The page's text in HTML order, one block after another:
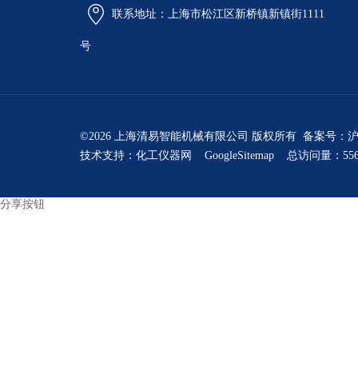
联系地址：上海市松江区新桥镇新镇街1111
号
©2026 上海清易智能机械有限公司 版权所有 备案号：
技术支持： 化工仪器网 GoogleSitemap 总访问量：
分享按钮